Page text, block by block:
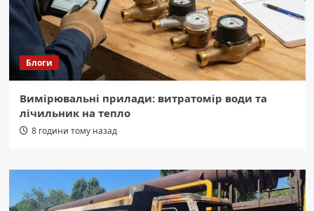
Блоги
Вимірювальні прилади: витратомір води та
лічильник на тепло
8 години тому назад